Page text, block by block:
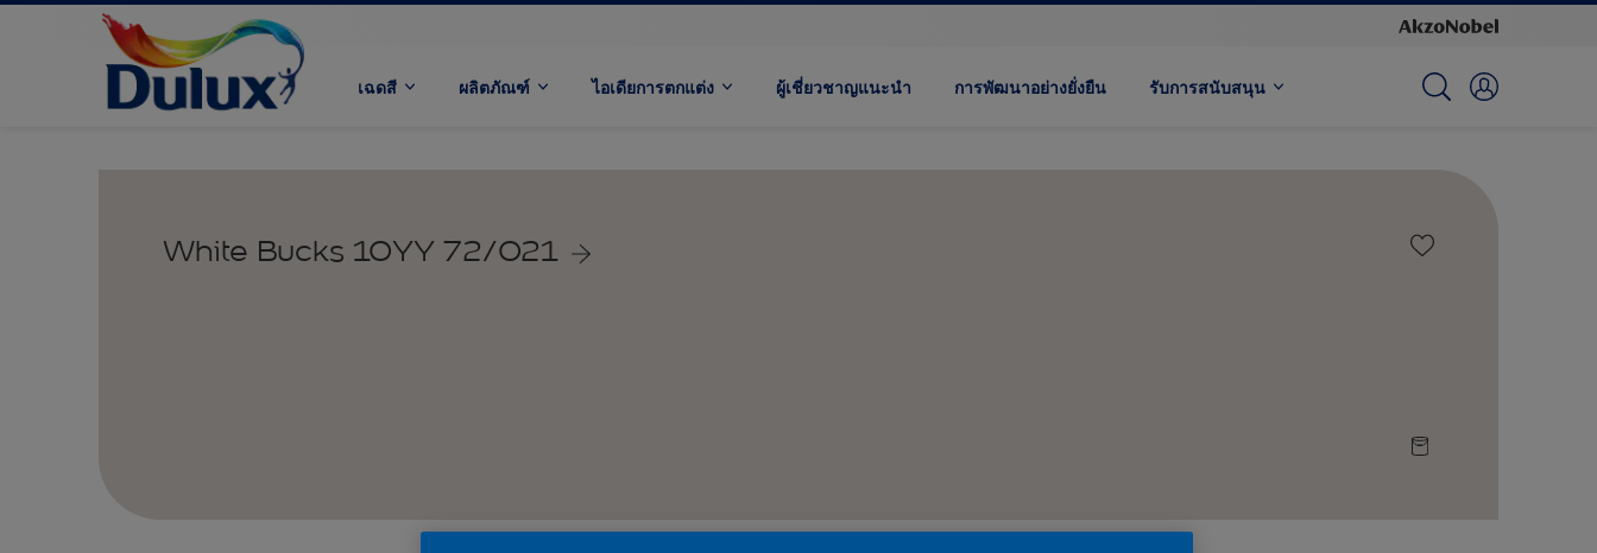
เฉดสี ผลิตภัณฑ์ ไอเดียการตกแต่ง ผู้เชี่ยวชาญแนะนำ การพัฒนาอย่างยั่งยืน รับการสนับสนุน
White Bucks 10YY 72/021